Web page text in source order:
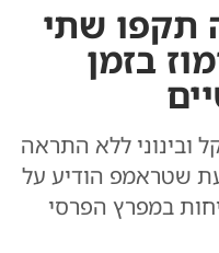
תקפו שתי
בזמן
ובינוני ללא התראה
שטראמפ הודיע על
במפרץ הפרסי